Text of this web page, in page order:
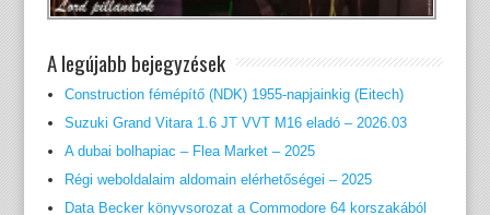
A legújabb bejegyzések
Construction fémépítő (NDK) 1955-napjainkig (Eitech)
Suzuki Grand Vitara 1.6 JT VVT M16 eladó – 2026.03
A dubai bolhapiac – Flea Market – 2025
Régi weboldalaim aldomain elérhetőségei – 2025
Data Becker könyvsorozat a Commodore 64 korszakából